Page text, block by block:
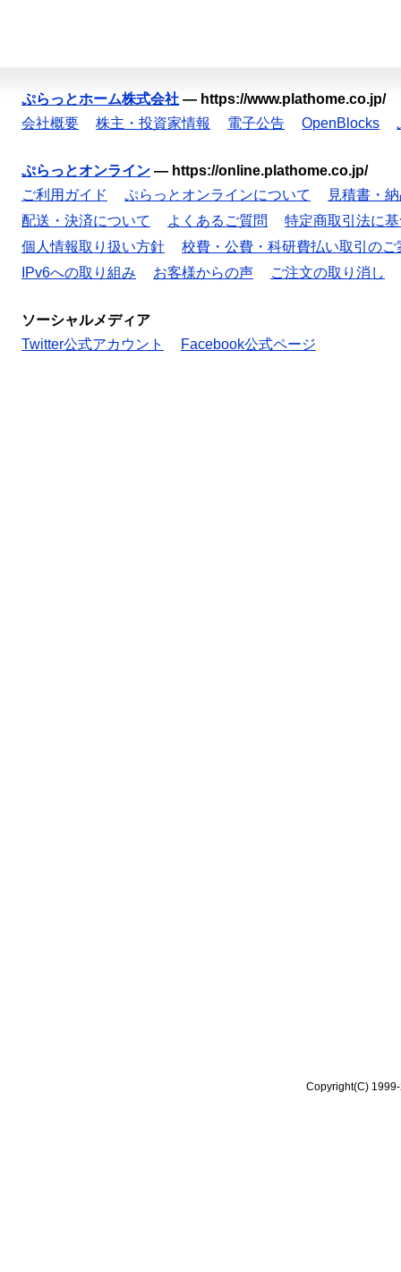
ぷらっとホーム株式会社 — https://www.plathome.co.jp/
会社概要
株主・投資家情報 電子公告 OpenBlocks
ぷらっとオンライン — https://online.plathome.co.jp/
ご利用ガイド
ぷらっとオンラインについて
見積書・
配送・決済について
よくあるご質問
特定商取引法に
個人情報取り扱い方針
校費・公費・科研費払い取引のご
IPv6への取り組み
お客様からの声 ご注文の取り消し
ソーシャルメディア
Twitter公式アカウント
Facebook公式ページ
Copyright(C)